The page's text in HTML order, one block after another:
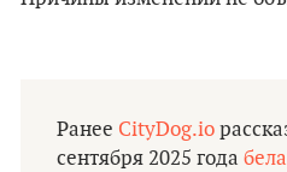
Ранее CityDog.io
сентября 2025 года